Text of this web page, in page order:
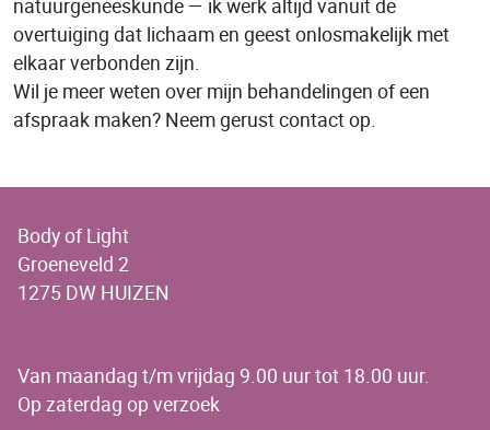
natuurgeneeskunde — ik werk altijd vanuit de
overtuiging dat lichaam en geest onlosmakelijk met
elkaar verbonden zijn.
Wil je meer weten over mijn behandelingen of een
afspraak maken? Neem gerust contact op.
Body of Light
Groeneveld 2
1275 DW HUIZEN
Van maandag t/m vrijdag 9.00 uur tot 18.00 uur.
Op zaterdag op verzoek